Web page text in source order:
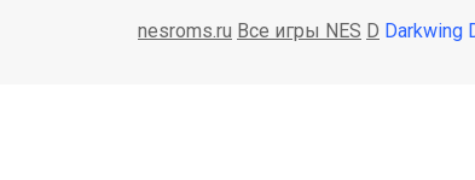
nesroms.ru Все игры NES D Darkwing